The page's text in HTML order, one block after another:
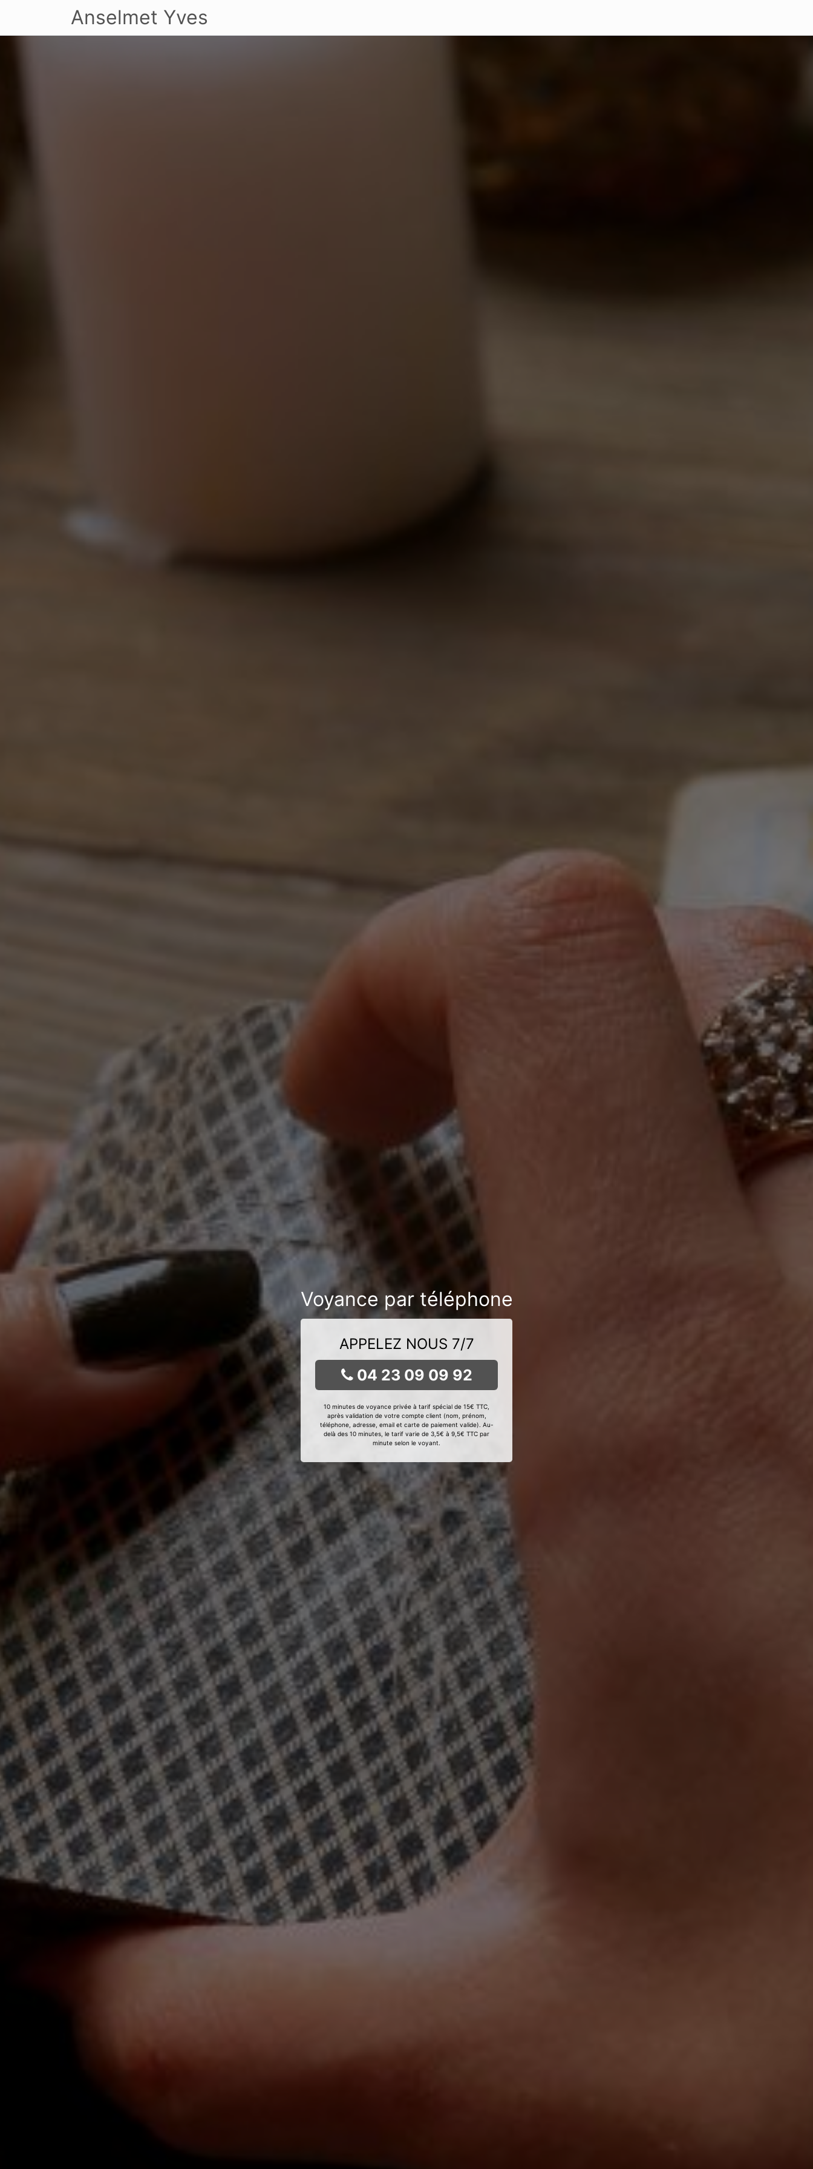
Anselmet Yves
Voyance par téléphone
APPELEZ NOUS 7/7
04 23 09 09 92
10 minutes de voyance privée à tarif spécial de 15€ TTC,
après validation de votre compte client (nom, prénom,
téléphone, adresse, email et carte de paiement valide). Au-
delà des 10 minutes, le tarif varie de 3,5€ à 9,5€ TTC par
minute selon le voyant.